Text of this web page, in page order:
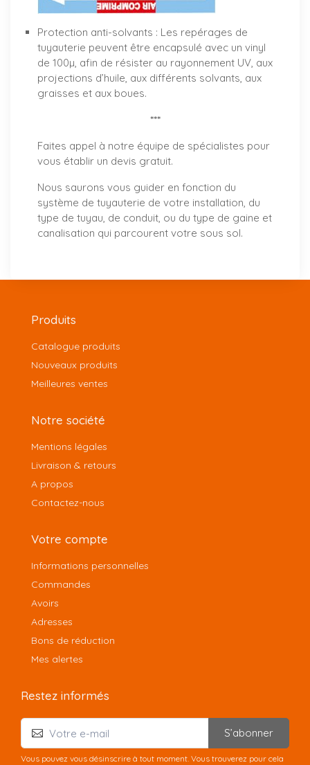
Protection anti-solvants : Les repérages de
tuyauterie peuvent être encapsulé avec un vinyl
de 100µ, afin de résister au rayonnement UV, aux
projections d’huile, aux différents solvants, aux
graisses et aux boues.
***
Faites appel à notre équipe de spécialistes pour
vous établir un devis gratuit.
Nous saurons vous guider en fonction du
système de tuyauterie de votre installation, du
type de tuyau, de conduit, ou du type de gaine et
canalisation qui parcourent votre sous sol.
Produits
Catalogue produits
Nouveaux produits
Meilleures ventes
Notre société
Mentions légales
Livraison & retours
A propos
Contactez-nous
Votre compte
Informations personnelles
Commandes
Avoirs
Adresses
Bons de réduction
Mes alertes
Restez informés
S’abonner
Vous pouvez vous désinscrire à tout moment. Vous trouverez pour cela